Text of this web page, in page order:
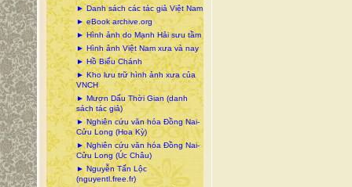
► Danh sách các tác giả Việt Nam
► eBook archive.org
► Hình ảnh do Mạnh Hải sưu tầm
► Hình ảnh Việt Nam xưa và nay
► Hồ Biểu Chánh
► Kho lưu trữ hình ảnh xưa của
VNCH
► Mượn Dấu Thời Gian (danh
sách tác giả)
► Nghiên cứu văn hóa Đồng Nai-
Cửu Long (Hoa Kỳ)
► Nghiên cứu văn hóa Đồng Nai-
Cửu Long (Úc Châu)
► Nguyễn Tấn Lộc
(nguyentl.free.fr)